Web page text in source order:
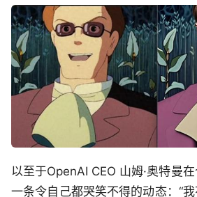
以至于OpenAI CEO 山姆·奥特曼
一条令自己都哭笑不得的动态：“